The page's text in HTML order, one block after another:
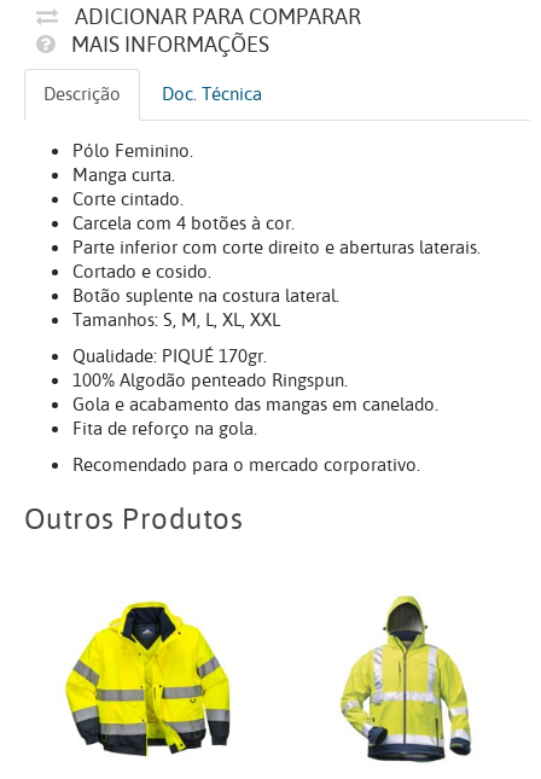
ADICIONAR PARA COMPARAR
MAIS INFORMAÇÕES
Descrição Doc. Técnica
Pólo Feminino.
Manga curta.
Corte cintado.
Carcela com 4 botões à cor.
Parte inferior com corte direito e aberturas laterais.
Cortado e cosido.
Botão suplente na costura lateral.
Tamanhos: S, M, L, XL, XXL
Qualidade: PIQUÉ 170gr.
100% Algodão penteado Ringspun.
Gola e acabamento das mangas em canelado.
Fita de reforço na gola.
Recomendado para o mercado corporativo.
Outros Produtos